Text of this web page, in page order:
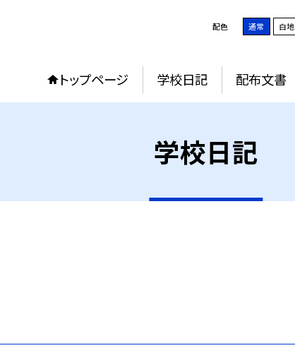
配色 通常 白地
トップページ 学校日記 配布文書
学校日記